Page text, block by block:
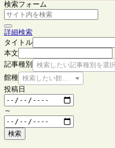
検索フォーム
詳細検索
タイトル
本文
記事種別
検索したい記事種別を選
館種 検索したい館種を選択してくだ
投稿日
～
検索